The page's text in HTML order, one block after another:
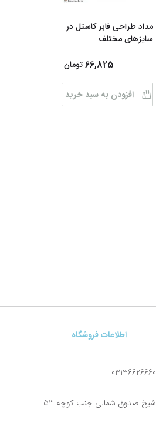
مداد طراحی فابر کاستل در
سایزهای مختلف
66,825 تومان
افزودن به سبد خرید
اطلاعات فروشگاه
03136626660
شیخ صدوق شمالی جنب کوچه 53